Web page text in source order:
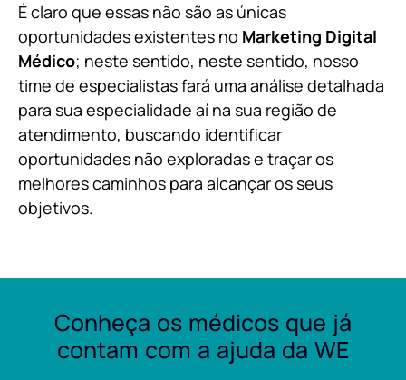
É claro que essas não são as únicas
oportunidades existentes no Marketing Digital
Médico; neste sentido, neste sentido, nosso
time de especialistas fará uma análise detalhada
para sua especialidade aí na sua região de
atendimento, buscando identificar
oportunidades não exploradas e traçar os
melhores caminhos para alcançar os seus
objetivos.
Conheça os médicos que já
contam com a ajuda da WE